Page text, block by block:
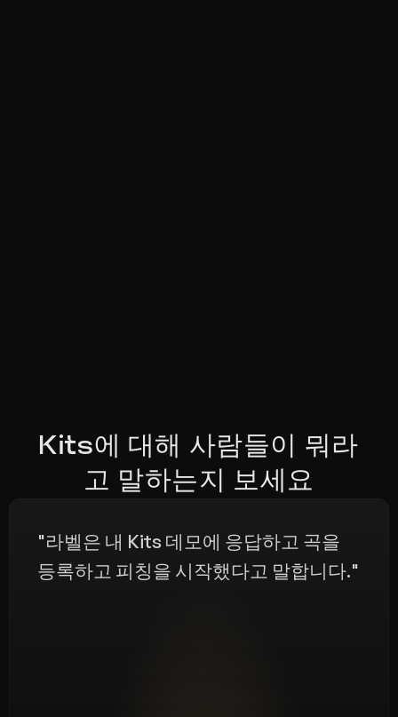
Kits에 대해 사람들이 뭐라
고 말하는지 보세요
"라벨은 내 Kits 데모에 응답하고 곡을
등록하고 피칭을 시작했다고 말합니다."